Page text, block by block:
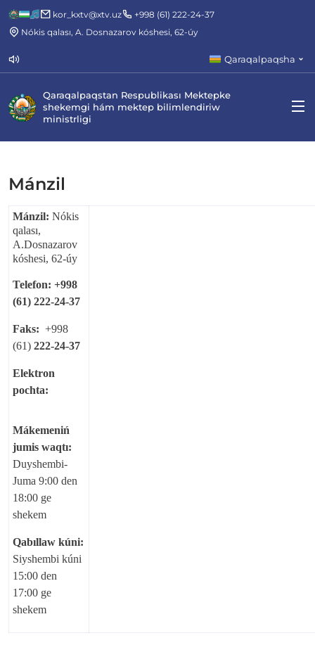
kor_kxtv@xtv.uz
+998 (61) 222-24-37
Nókis qalası, A. Dosnazarov kóshesi, 62-úy
Qaraqalpaqsha
Qaraqalpaqstan Respublikası Mektepke
shekemgi hám mektep bilimlendiriw
ministrligi
Mánzil
Mánzil: Nókis
qalası,
A.Dosnazarov
kóshesi, 62-úy
Telefon: +998
(61) 222-24-37
Faks: +998
(61) 222-24-37
Elektron
pochta:
Mákemeniń
jumis waqtı:
Duyshembi-
Juma 9:00 den
18:00 ge
shekem
Qabıllaw kúni:
Siyshembi kúni
15:00 den
17:00 ge
shekem